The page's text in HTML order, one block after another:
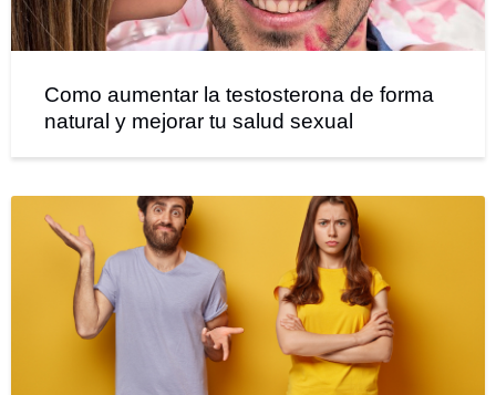
Como aumentar la testosterona de forma
natural y mejorar tu salud sexual